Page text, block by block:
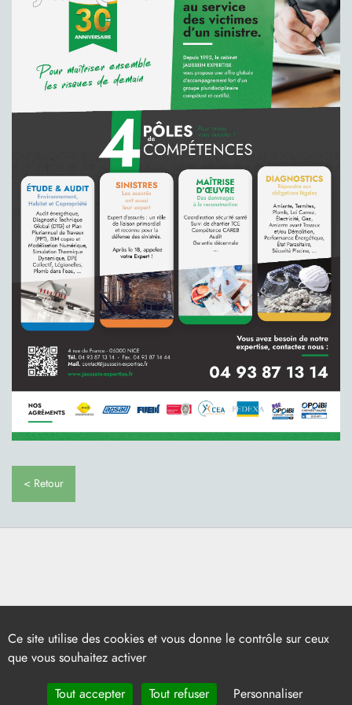
< Retour
Ce site utilise des cookies et vous donne le contrôle sur ceux
que vous souhaitez activer
Tout accepter Tout refuser Personnaliser